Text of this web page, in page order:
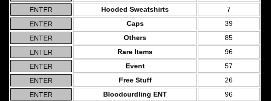
Hooded Sweatshirts
7
Caps
39
Others
85
Rare Items
96
Event
57
Free Stuff
26
Bloodcurdling ENT
96